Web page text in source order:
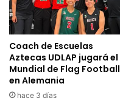
Coach de Escuelas
Aztecas UDLAP jugará el
Mundial de Flag Football
en Alemania
hace 3 días